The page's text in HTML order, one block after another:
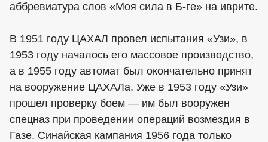
аббревиатура слов «Моя сила в Б-ге» на иврите.
В 1951 году ЦАХАЛ провел испытания «Узи», в
1953 году началось его массовое производство,
а в 1955 году автомат был окончательно принят
на вооружение ЦАХАЛа. Уже в 1953 году «Узи»
прошел проверку боем — им был вооружен
спецназ при проведении операций возмездия в
Газе. Синайская кампания 1956 года только